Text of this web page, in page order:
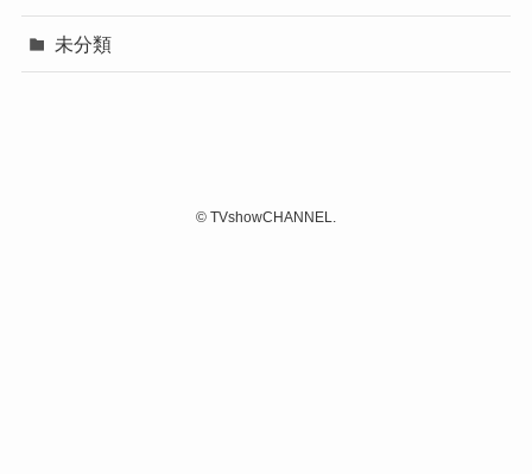
未分類
© TVshowCHANNEL.